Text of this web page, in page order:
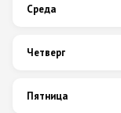
Среда
Четверг
Пятница